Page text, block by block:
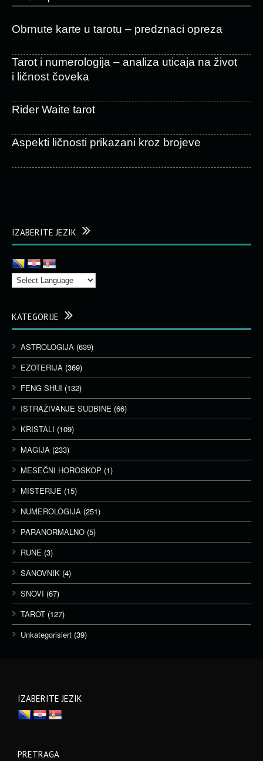
Obrnute karte u tarotu – predznaci opreza
Tarot i numerologija – analiza uticaja na život
i ličnost čoveka
Rider Waite tarot
Aspekti ličnosti prikazani kroz brojeve
IZABERITE JEZIK
KATEGORIJE
ASTROLOGIJA (639)
EZOTERIJA (369)
FENG SHUI (132)
ISTRAŽIVANJE SUDBINE (66)
KRISTALI (109)
MAGIJA (233)
MESEČNI HOROSKOP (1)
MISTERIJE (15)
NUMEROLOGIJA (251)
PARANORMALNO (5)
RUNE (3)
SANOVNIK (4)
SNOVI (67)
TAROT (127)
Unkategorisiert (39)
IZABERITE JEZIK
PRETRAGA